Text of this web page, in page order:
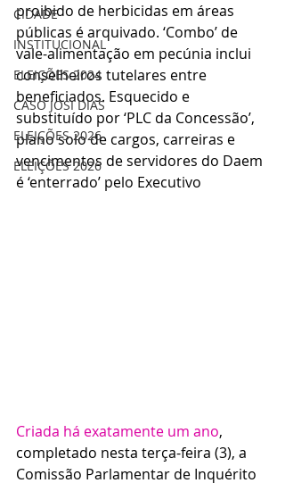
CIDADE
INSTITUCIONAL
ELEIÇÕES 2024
CASO JOSI DIAS
ELEIÇÕES 2026
ELEIÇÕES 2026
proibido de herbicidas em áreas
públicas é arquivado. ‘Combo’ de
vale-alimentação em pecúnia inclui
conselheiros tutelares entre
beneficiados. Esquecido e
substituído por ‘PLC da Concessão’,
plano solo de cargos, carreiras e
vencimentos de servidores do Daem
é ‘enterrado’ pelo Executivo
Criada há exatamente um ano,
completado nesta terça-feira (3), a
Comissão Parlamentar de Inquérito